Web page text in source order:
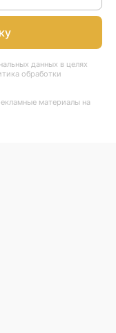
данных в целях
обработки
материалы на